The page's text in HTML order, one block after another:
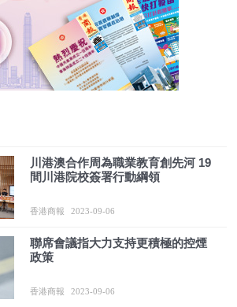
川港澳合作周為職業教育創先河 19
間川港院校簽署行動綱領
香港商報 2023-09-06
聯席會議指大力支持更積極的控煙
政策
香港商報 2023-09-06